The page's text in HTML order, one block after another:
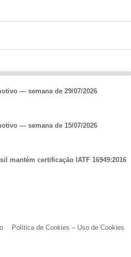
— semana de 29/07/2026
— semana de 15/07/2026
mantém certificação IATF 16949:2016
Política de Cookies – Uso de Cookies